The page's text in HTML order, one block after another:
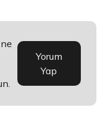
Yorum
Yap